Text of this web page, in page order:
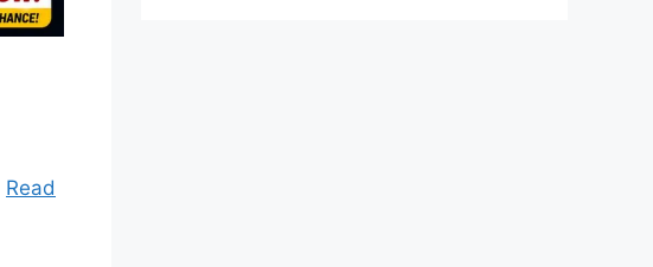
Read